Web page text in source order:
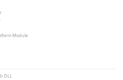
Module
DLL